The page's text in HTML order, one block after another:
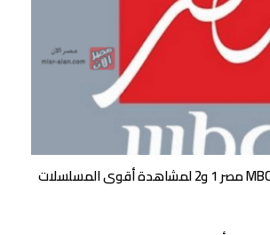
استقبل تردد قناة MBC مصر 1 و2 لمشاهدة أقوى المسلسلات